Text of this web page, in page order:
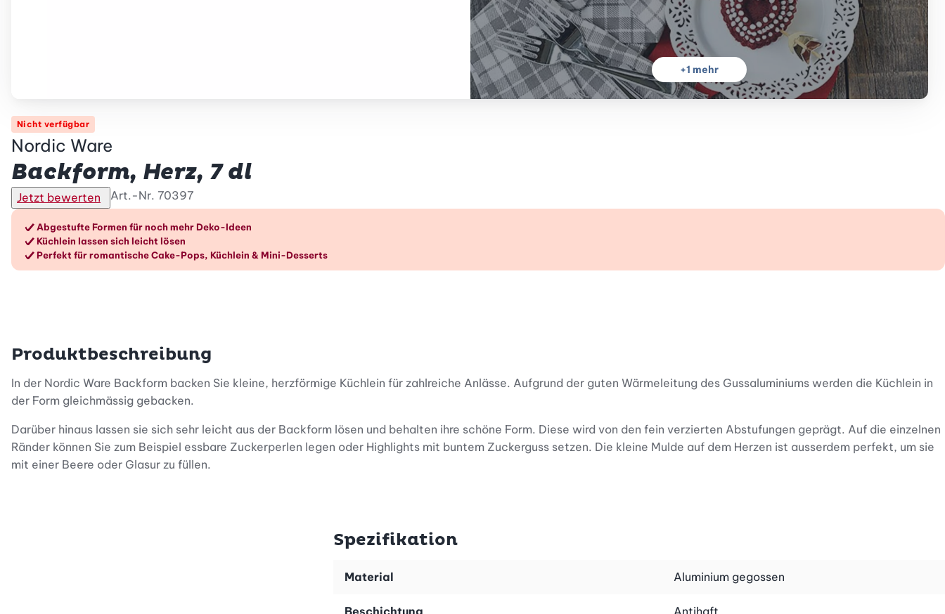
+1 mehr
Nicht verfügbar
Nordic Ware
Backform, Herz, 7 dl
Jetzt bewerten Art.-Nr. 70397
Die Vorteile im Überblick
Abgestufte Formen für noch mehr Deko-Ideen
Küchlein lassen sich leicht lösen
Perfekt für romantische Cake-Pops, Küchlein & Mini-Desserts
Produktbeschreibung
In der Nordic Ware Backform backen Sie kleine, herzförmige Küchlein für zahlreiche Anlässe. Aufgrund der guten Wärmeleitung des Gussaluminiums werden die Küchlein in
der Form gleichmässig gebacken.
Darüber hinaus lassen sie sich sehr leicht aus der Backform lösen und behalten ihre schöne Form. Diese wird von den fein verzierten Abstufungen geprägt. Auf die einzelnen
Ränder können Sie zum Beispiel essbare Zuckerperlen legen oder Highlights mit buntem Zuckerguss setzen. Die kleine Mulde auf dem Herzen ist ausserdem perfekt, um sie
mit einer Beere oder Glasur zu füllen.
Nicht nur die Küchlein selbst sehen fantastisch aus, auch die Form kann sich sehen lassen. Sie ist in einem sanften Farbton gehalten, der an süsse Toffees erinnert. Aufgrund
Spezifikation
Material Aluminium gegossen
Beschichtung Antihaft